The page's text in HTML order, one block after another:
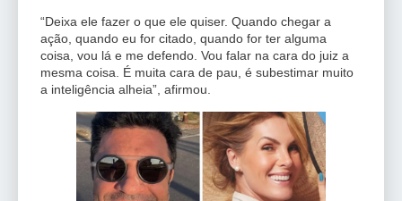
“Deixa ele fazer o que ele quiser. Quando chegar a
ação, quando eu for citado, quando for ter alguma
coisa, vou lá e me defendo. Vou falar na cara do juiz a
mesma coisa. É muita cara de pau, é subestimar muito
a inteligência alheia”, afirmou.